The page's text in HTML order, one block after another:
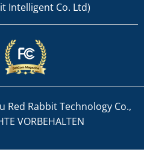
Intelligent Co. Ltd)
Red Rabbit Technology Co.,
VORBEHALTEN